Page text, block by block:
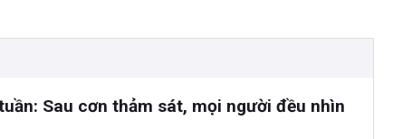
Sau cơn thảm sát, mọi người đều nhìn